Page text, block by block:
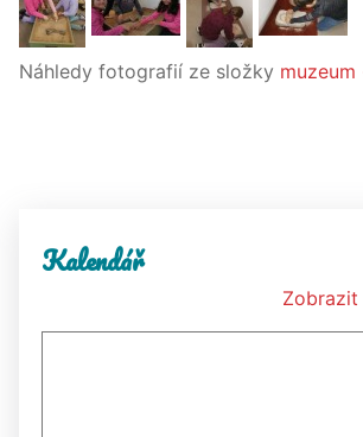
Náhledy fotografií ze složky
Kalendář